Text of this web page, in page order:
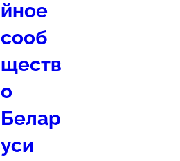
йное
сооб
ществ
о
Белар
уси